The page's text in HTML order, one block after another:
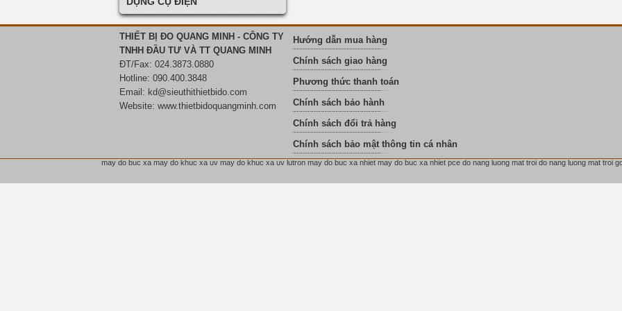
THIẾT BỊ ĐO QUANG MINH - CÔNG TY
TNHH ĐẦU TƯ VÀ TT QUANG MINH
ĐT/Fax: 024.3873.0880
Hotline: 090.400.3848
Email: kd@sieuthithietbido.com
Website: www.thietbidoquangminh.com
Hướng dẫn mua hàng
Chính sách giao hàng
Phương thức thanh toán
Chính sách bảo hành
Chính sách đổi trả hàng
Chính sách bảo mật thông tin cá nhân
may do buc xa may do khuc xa uv may do khuc xa uv lutron may do buc xa nhiet may do buc xa nhiet pce do nang luong mat troi do nang luong mat troi